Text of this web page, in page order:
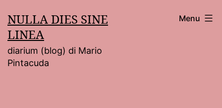
al
contenuto
NULLA DIES SINE
LINEA
diarium (blog) di Mario
Pintacuda
Menu